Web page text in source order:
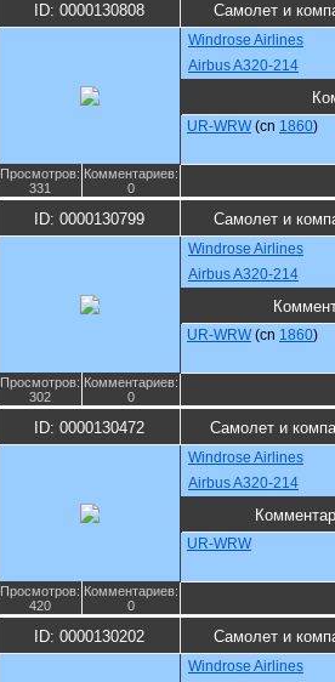
ID: 0000130808 Самолет и
Windrose Airlines
Airbus A320-214
UR-WRW (cn 1860)
Просмотров:
331
Комментариев:
0
ID: 0000130799 Самолет и
Windrose Airlines
Airbus A320-214
UR-WRW (cn 1860)
Просмотров:
302
Комментариев:
0
ID: 0000130472 Самолет и
Windrose Airlines
Airbus A320-214
UR-WRW
Просмотров:
420
Комментариев:
0
ID: 0000130202 Самолет и
Windrose Airlines